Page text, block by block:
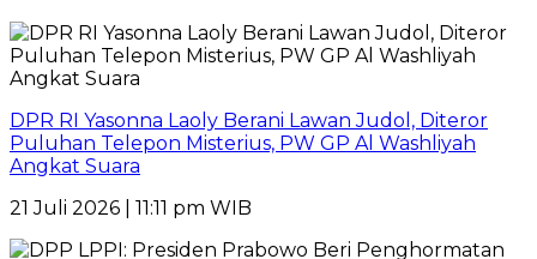
DPR RI Yasonna Laoly Berani Lawan Judol, Diteror
Puluhan Telepon Misterius, PW GP Al Washliyah
Angkat Suara
21 Juli 2026 | 11:11 pm WIB